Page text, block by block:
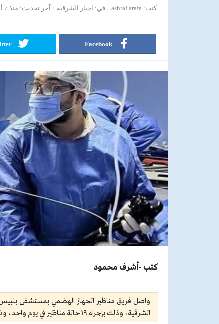
كتب ashraf arafa في اخبار الشرقية آخر تحديث منذ 7 أشهر
Facebook
كتب -أشرف محمود
واصل فريق مناظير الجهاز الهضمي بمستشفى
الشرقية، وذلك بإجراء ١٩ حالة مناظير في يوم واحد، وذلك يوم الأربعاء الماضي.